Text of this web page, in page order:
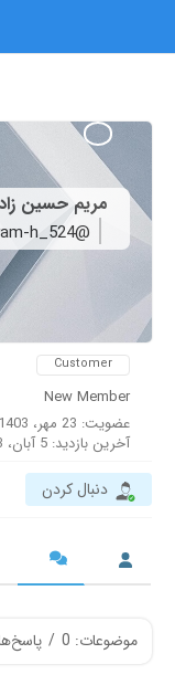
مریم حسین
@maryam-h_524
Customer
New Member
عضویت: 23 مهر، 1403 10:48 ب.ظ
آخرین بازدید: 5 آبان، 1403 8:12 ب.ظ
دنبال کردن
موضوعات: 0 /